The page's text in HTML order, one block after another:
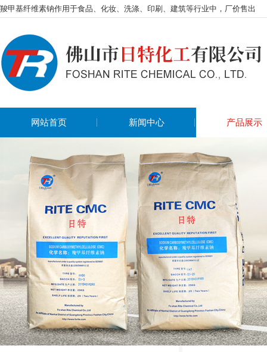
羧甲基纤维素钠作用于食品、化妆、洗涤、印刷、建筑等行业中，厂价售出
网站首页 新闻中心 产品展示